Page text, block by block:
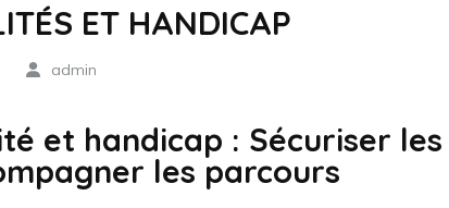
ET HANDICAP
admin
et handicap : Sécuriser
les parcours